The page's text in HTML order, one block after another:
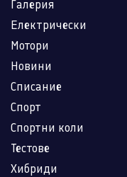
Галерия
Електрически
Мотори
Новини
Списание
Спорт
Спортни коли
Тестове
Хибриди